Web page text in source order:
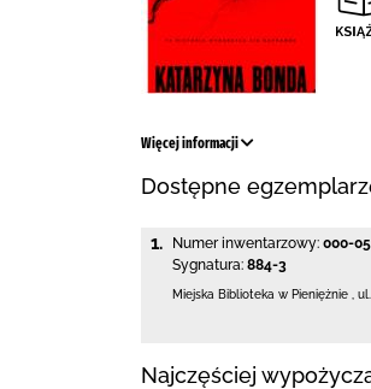
Więcej informacji
Dostępne
1. Numer inwentarzowy: 000-
Sygnatura: 884-3
Miejska Biblioteka w Pieniężnie
Najczęściej